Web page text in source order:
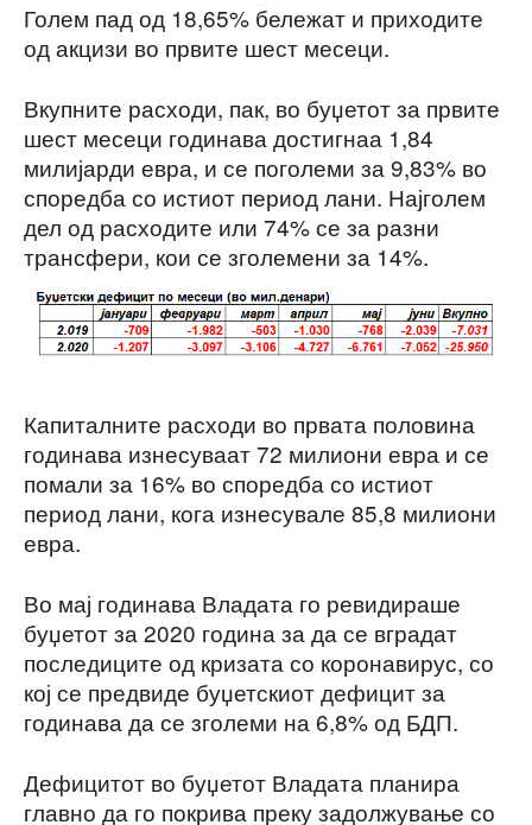
Голем пад од 18,65% бележат и приходите
од акцизи во првите шест месеци.
Вкупните расходи, пак, во буџетот за првите
шест месеци годинава достигнаа 1,84
милијарди евра, и се поголеми за 9,83% во
споредба со истиот период лани. Најголем
дел од расходите или 74% се за разни
трансфери, кои се зголемени за 14%.
Капиталните расходи во првата половина
годинава изнесуваат 72 милиони евра и се
помали за 16% во споредба со истиот
период лани, кога изнесувале 85,8 милиони
евра.
Во мај годинава Владата го ревидираше
буџетот за 2020 година за да се вградат
последиците од кризата со коронавирус, со
кој се предвиде буџетскиот дефицит за
годинава да се зголеми на 6,8% од БДП.
Дефицитот во буџетот Владата планира
главно да го покрива преку задолжување со